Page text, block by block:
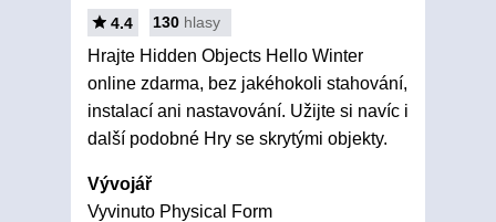
4.4 130 hlasy
Hrajte Hidden Objects Hello Winter
online zdarma, bez jakéhokoli stahování,
instalací ani nastavování. Užijte si navíc i
další podobné Hry se skrytými objekty.
Vývojář
Vyvinuto Physical Form